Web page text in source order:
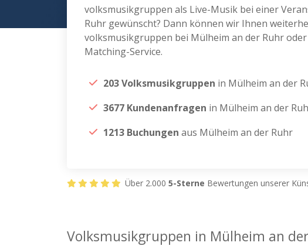
volksmusikgruppen als Live-Musik bei einer
Ruhr gewünscht? Dann können wir Ihnen
volksmusikgruppen bei Mülheim an der Ruhr
Matching-Service.
203 Volksmusikgruppen in Mülheim an der
3677 Kundenanfragen in Mülheim an der
1213 Buchungen aus Mülheim an der Ruhr
Über 2.000 5-Sterne Bewertungen unserer
Volksmusikgruppen in Mülheim an